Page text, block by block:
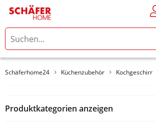
Schäferhome24 Küchenzubehör Kochgeschirr
Produktkategorien anzeigen